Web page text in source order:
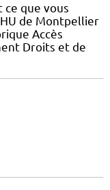
que vous
de Montpellier
Accès
Droits et de